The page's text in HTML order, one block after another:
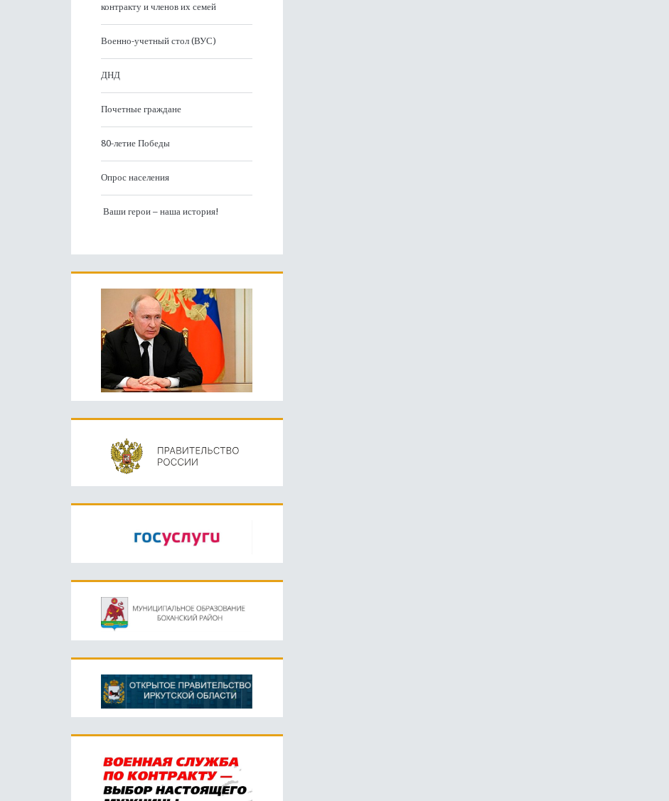
контракту и членов их семей
Военно-учетный стол (ВУС)
ДНД
Почетные граждане
80-летие Победы
Опрос населения
Ваши герои – наша история!